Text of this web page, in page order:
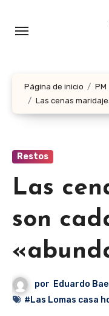
Página de inicio PM
Las cenas
Restos
Las
son
por Eduardo
#Las Lomas casa